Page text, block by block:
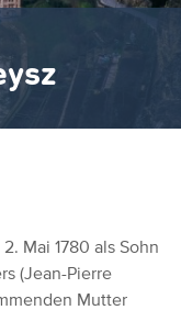
Mai 1780 als Sohn
(Jean-Pierre
Mutter